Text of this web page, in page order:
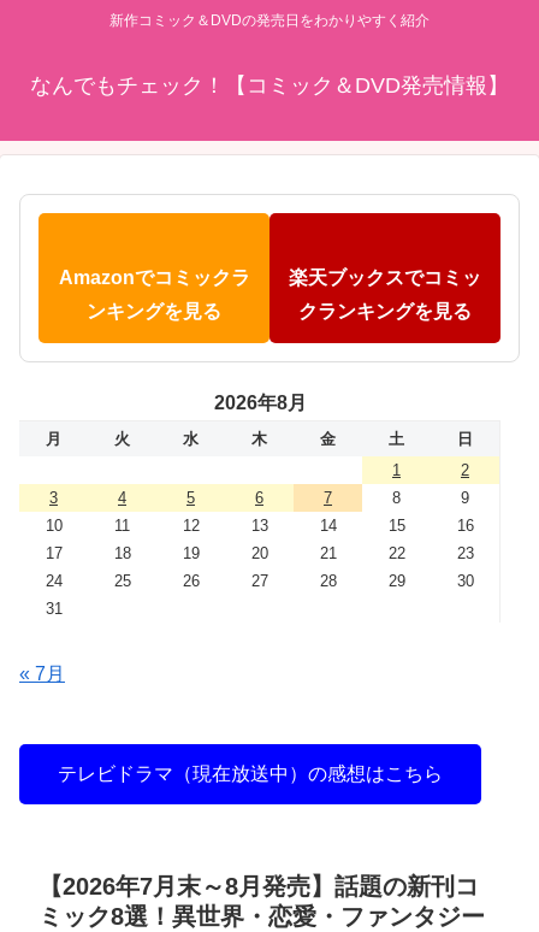
新作コミック＆DVDの発売日をわかりやすく紹介
なんでもチェック！【コミック＆DVD発売情報】
Amazonでコミックラ
ンキングを見る
楽天ブックスでコミッ
クランキングを見る
2026年8月
月 火 水 木 金 土
日
1
2
3
4 5 6 7 8
9
10
11 12 13 14 15
16
17
18 19 20 21 22
23
24
25 26 27 28 29
30
31
« 7月
テレビドラマ（現在放送中）の感想はこちら
【2026年7月末～8月発売】話題の新刊コ
ミック8選！異世界・恋愛・ファンタジー